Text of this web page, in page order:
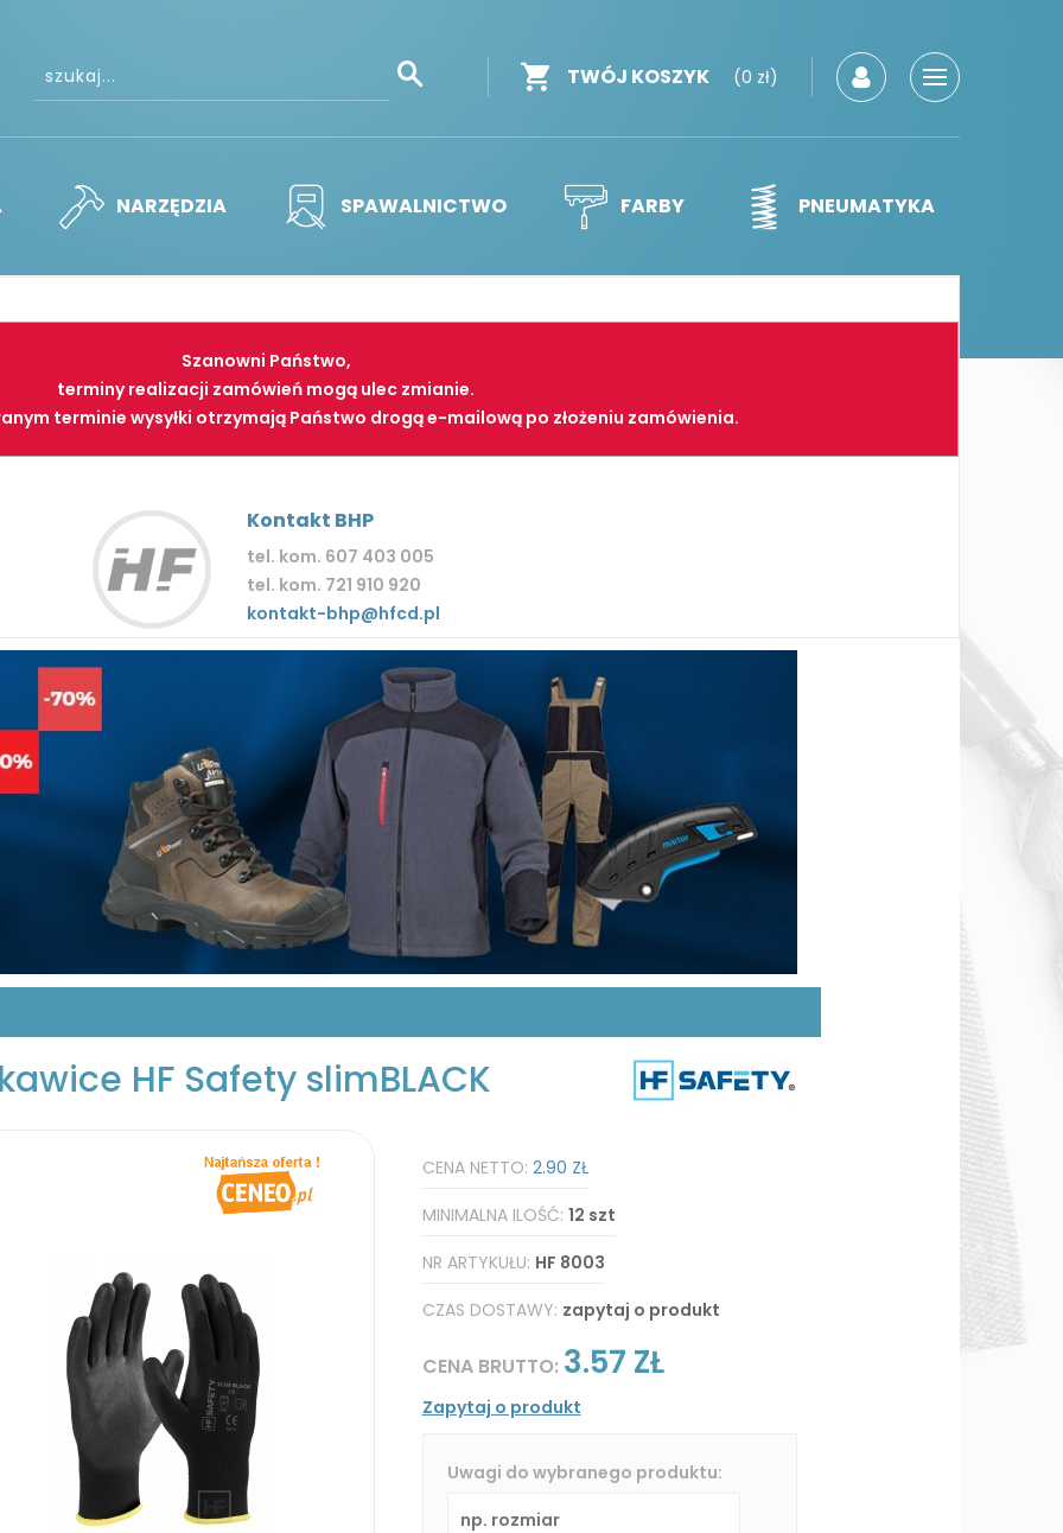
TWÓJ KOSZYK (0 zł)
NARZĘDZIA SPAWALNICTWO FARBY PNEUMATYKA
Szanowni Państwo,
terminy realizacji zamówień mogą ulec zmianie.
terminie wysyłki otrzymają Państwo drogą e-mailową po złożeniu zamówienia.
Kontakt BHP
tel. kom. 607 403 005
tel. kom. 721 910 920
kontakt-bhp@hfcd.pl
HF Safety slimBLACK
CENA NETTO: 2.90 ZŁ
MINIMALNA ILOŚĆ: 12 szt
NR ARTYKUŁU: HF 8003
CZAS DOSTAWY: zapytaj o produkt
CENA BRUTTO: 3.57 ZŁ
Zapytaj o produkt
Uwagi do wybranego produktu: